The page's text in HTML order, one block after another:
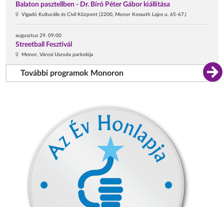
Balaton pasztellben - Dr. Bíró Péter Gábor kiállítása
Vigadó Kulturális és Civil Központ (2200, Monor Kossuth Lajos u. 65-67.)
augusztus 29. 09:00
Streetball Fesztivál
Monor, Városi Uszoda parkolója
További programok Monoron